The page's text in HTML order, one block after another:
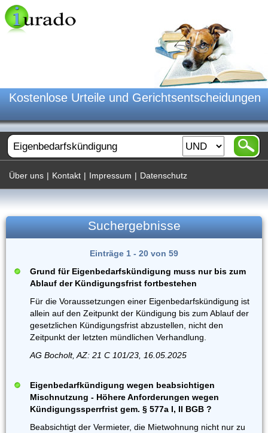
Kostenlose Urteile und Gerichtsentscheidungen
Über uns | Kontakt | Impressum | Datenschutz
Suchergebnisse
Einträge 1 - 20 von 59
Grund für Eigenbedarfskündigung muss nur bis zum
Ablauf der Kündigungsfrist fortbestehen
Für die Voraussetzungen einer Eigenbedarfskündigung ist
allein auf den Zeitpunkt der Kündigung bis zum Ablauf der
gesetzlichen Kündigungsfrist abzustellen, nicht den
Zeitpunkt der letzten mündlichen Verhandlung.
AG Bocholt, AZ: 21 C 101/23, 16.05.2025
Eigenbedarfkündigung wegen beabsichtigen
Mischnutzung - Höhere Anforderungen wegen
Kündigungssperrfrist gem. § 577a I, II BGB ?
Beabsichtigt der Vermieter, die Mietwohnung nicht nur zu